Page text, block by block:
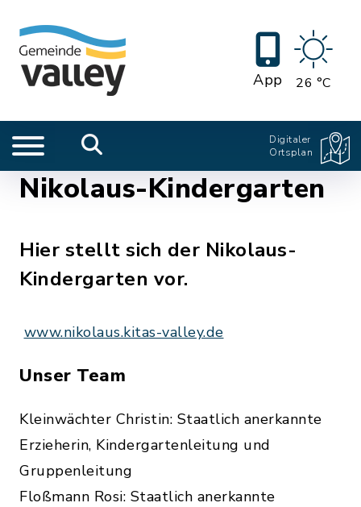
App 26 °C
Digitaler
Ortsplan
Nikolaus-Kindergarten
Hier stellt sich der Nikolaus-
Kindergarten vor.
www.nikolaus.kitas-valley.de
Unser Team
Kleinwächter Christin: Staatlich anerkannte
Erzieherin, Kindergartenleitung und
Gruppenleitung
Floßmann Rosi: Staatlich anerkannte